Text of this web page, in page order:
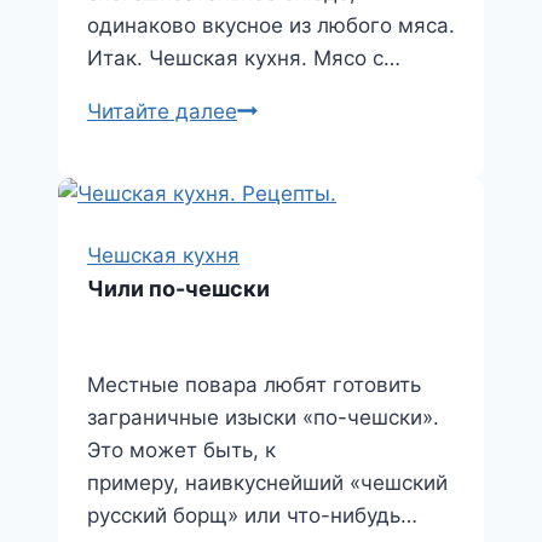
одинаково вкусное из любого мяса.
Итак. Чешская кухня. Мясо с…
Читайте далееМясо
Чешская кухня
Чили по-чешски
Местные повара любят готовить
заграничные изыски «по-чешски».
Это может быть, к
примеру, наивкуснейший «чешский
русский борщ» или что-нибудь…